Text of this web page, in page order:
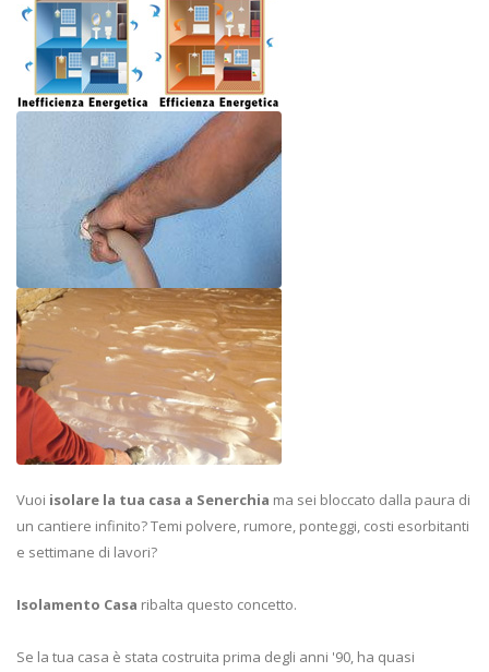
Vuoi isolare la tua casa a Senerchia ma sei bloccato dalla paura di
un cantiere infinito? Temi polvere, rumore, ponteggi, costi esorbitanti
e settimane di lavori?
Isolamento Casa ribalta questo concetto.
Se la tua casa è stata costruita prima degli anni '90, ha quasi